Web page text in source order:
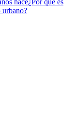
hace¿Por qué es
urbano?